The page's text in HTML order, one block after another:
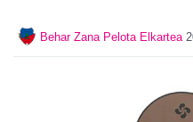
Behar Zana Pelota Elkartea